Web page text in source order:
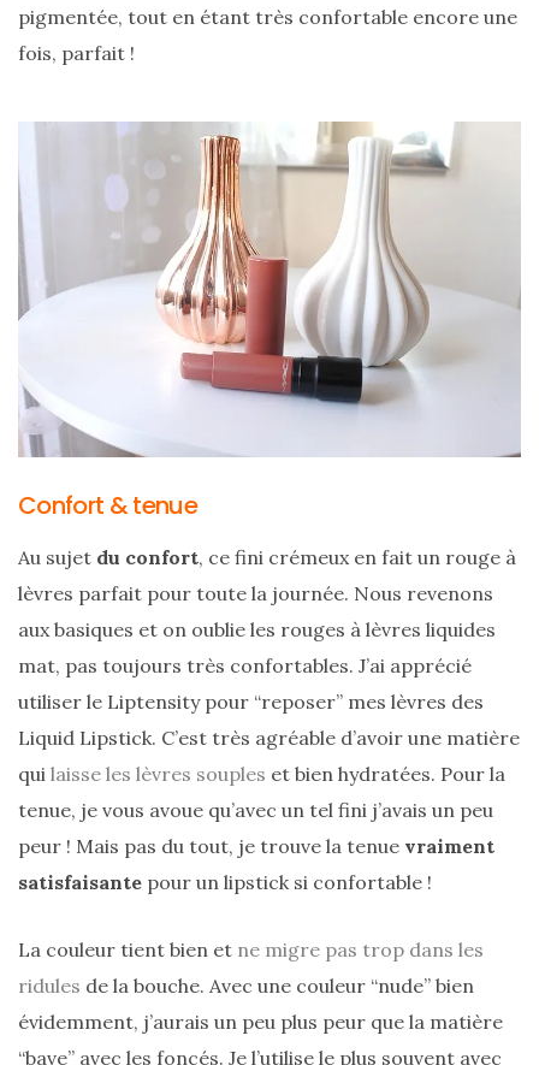
Les
plus
sacs
vegan
:
7
alternatives
responsables
au
11/04/2026
pigmentée, tout en étant très confortable encore une
fois, parfait !
Confort & tenue
Au sujet du confort, ce fini crémeux en fait un rouge à
lèvres parfait pour toute la journée. Nous revenons
aux basiques et on oublie les rouges à lèvres liquides
mat, pas toujours très confortables. J’ai apprécié
utiliser le Liptensity pour “reposer” mes lèvres des
Liquid Lipstick. C’est très agréable d’avoir une matière
qui laisse les lèvres souples et bien hydratées. Pour la
tenue, je vous avoue qu’avec un tel fini j’avais un peu
peur ! Mais pas du tout, je trouve la tenue vraiment
satisfaisante pour un lipstick si confortable !
La couleur tient bien et ne migre pas trop dans les
ridules de la bouche. Avec une couleur “nude” bien
évidemment, j’aurais un peu plus peur que la matière
“bave” avec les foncés. Je l’utilise le plus souvent avec